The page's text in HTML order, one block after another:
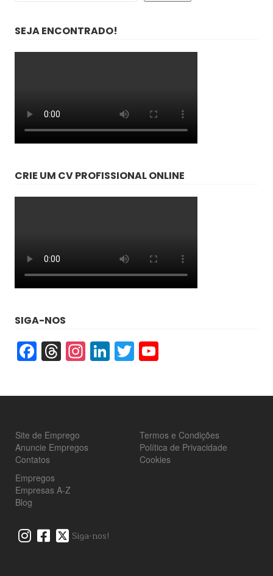
SEJA ENCONTRADO!
CRIE UM CV PROFISSIONAL ONLINE
SIGA-NOS
Facebook
Threads
Instagram
LinkedIn
Twitter
Site de Emprego
Anuncie Empregos
Contatos
Termos e Condições
Política de Privacidade
Cookies
Empregos
Empresas A-Z
Blog
Siga-nos!